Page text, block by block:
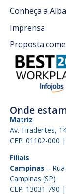
Conheça a
Imprensa
Proposta
Onde
Matriz
Av. Tiradentes,
CEP: 01102-000
Filiais
Campinas –
Campinas (SP)
CEP: 13031-790